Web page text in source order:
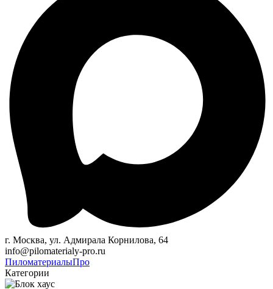
г. Москва, ул. Адмирала Корнилова, 64
info@pilomaterialy-pro.ru
ПиломатериалыПро
Категории